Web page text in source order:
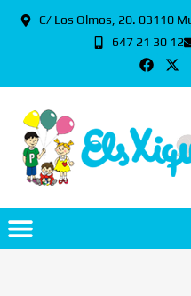
C/ Los Olmos, 20. 03110
647 21 30 12